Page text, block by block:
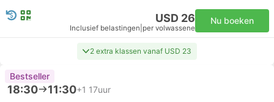
USD 26
Inclusief belastingen per volwassene
Nu boeken
2 extra klassen vanaf USD 23
Bestseller
18:30 11:30+1 17uur